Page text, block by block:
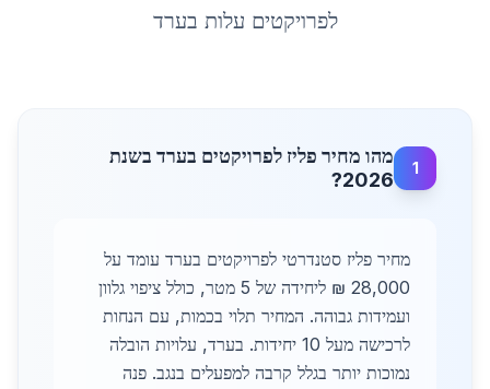
לפרויקטים עלות בערד
1
מהו מחיר פליז לפרויקטים בערד בשנת
2026?
מחיר פליז סטנדרטי לפרויקטים בערד עומד על
28,000 ₪ ליחידה של 5 מטר, כולל ציפוי גלוון
ועמידות גבוהה. המחיר תלוי בכמות, עם הנחות
לרכישה מעל 10 יחידות. בערד, עלויות הובלה
נמוכות יותר בגלל קרבה למפעלים בנגב. פנה